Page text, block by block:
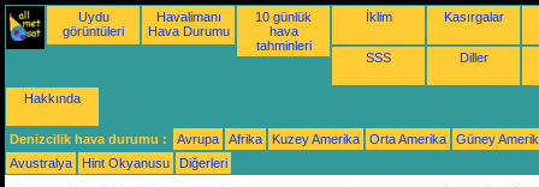
Uydu
görüntüleri
Havalimanı
Hava Durumu
10 günlük
hava
tahminleri
İklim Kasırgalar
SSS Diller
Hakkında
Denizcilik hava durumu : Avrupa Afrika Kuzey Amerika Orta Amerika
Güney
Avustralya
Hint Okyanusu Diğerleri